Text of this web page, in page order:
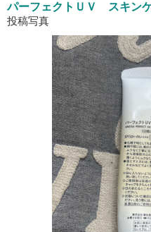
パーフェクトＵＶ スキン
投稿写真